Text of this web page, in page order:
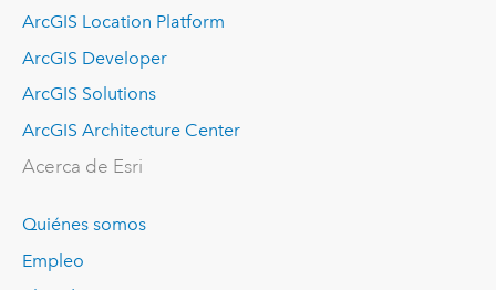
ArcGIS Location Platform
ArcGIS Developer
ArcGIS Solutions
ArcGIS Architecture Center
Acerca de Esri
Quiénes somos
Empleo